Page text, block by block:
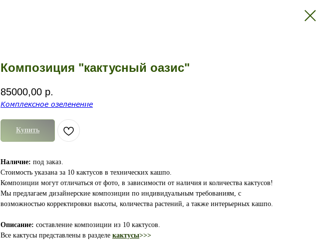
Композиция "кактусный оазис"
85000,00 р.
Комплексное озеленение
Купить
Наличие: под заказ.
Стоимость указана за 10 кактусов в технических кашпо.
Композиции могут отличаться от фото, в зависимости от наличия и количества кактусов!
Мы предлагаем дизайнерские композиции по индивидуальным требованиям, с
возможностью корректировки высоты, количества растений, а также интерьерных кашпо.
Описание: составление композиции из 10 кактусов.
Все кактусы представлены в разделе кактусы>>>